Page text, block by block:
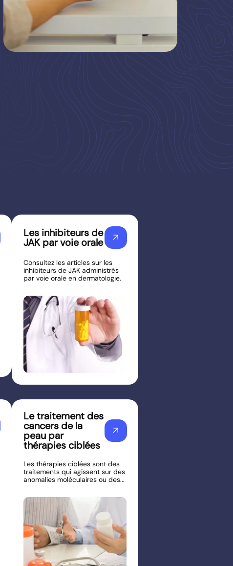
Les inhibiteurs de
JAK par voie orale arrow_outward
Consultez les articles sur les
inhibiteurs de JAK administrés
par voie orale en dermatologie.
Le traitement des
cancers de la
peau par
thérapies ciblées
arrow_outward
Les thérapies ciblées sont des
traitements qui agissent sur des
anomalies moléculaires ou des...